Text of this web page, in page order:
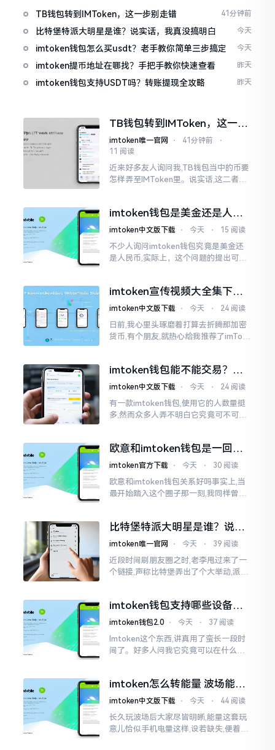
TB钱包转到IMToken，这一步别走错 41分钟前
比特堡特派大明星是谁？说实话，我真没搞明白 今天
imtoken钱包怎么买usdt？老手教你简单三步搞定 今天
imtoken提币地址在哪找？手把手教你快速查看 昨天
imtoken钱包支持USDT吗？转账提现全攻略 昨天
TB钱包转到IMToken，这一步
别走错
imtoken唯一官网 ⋅ 41分钟前
⋅
11 阅读
近来好多友人询问我,TB钱包当中的币要
怎样弄至IMToken里。说实话,这二者皆
就迷糊了
imtoken钱包是美金还是人民
币？其实它是个“多面手”
imtoken中文版下载 ⋅ 今天 ⋅ 15 阅读
不少人询问imtoken钱包究竟是美金还
是人民币,实际上，这个问题的提出可谓
一个“钱包”而已
imtoken宣传视频大全集下
载，新手看完就懂怎么用
imtoken中文版下载 ⋅ 今天 ⋅ 24 阅读
日前,我心里头琢磨着打算去折腾那加密
货币,有个朋友,就热心给我推荐了imTok
imtoken钱包能不能交易？一
文说清楚
imtoken中文版下载 ⋅ 今天 ⋅ 24 阅读
有一款imtoken钱包,使用它的人数量挺
多,然而众多人弄不明白它究竟可不可以
存钱罐与菜市场那般
欧意和imtoken钱包是一回事
吗？搞清楚了再装钱包
imtoken官方下载 ⋅ 今天 ⋅ 30 阅读
欧意和imtoken钱包关系好吗事实上,当
最开始踏入这个圈子那一刻,我同样曾因
推移才逐渐明晰
比特堡特派大明星是谁？说实
话，我真没搞明白
imtoken唯一官网 ⋅ 今天 ⋅ 39 阅读
近段时间刷朋友圈之时,老李甩过来了一
个链接,声称比特堡弄出了个大举动,派遣
磅”、“首发”、“独家”
imtoken钱包支持哪些设备？
手机电脑都能用
imtoken钱包2.0 ⋅ 今天 ⋅ 37 阅读
Imtoken这个东西,讲真用了蛮长一段时
间了。好多人问我它究竟可以在什么设
给予支持
imtoken怎么转能量 波场能量
转换教程
imtoken中文版下载 ⋅ 今天 ⋅ 44 阅读
长久玩波场后大家尽皆明晰,能量这套玩
意儿恰似手机电量这样,设若缺失,便着实